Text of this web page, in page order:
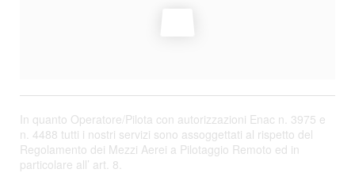
In quanto Operatore/Pilota con autorizzazioni Enac n. 3975 e
n. 4488 tutti i nostri servizi sono assoggettati al rispetto del
Regolamento dei Mezzi Aerei a Pilotaggio Remoto ed in
particolare all’ art. 8.